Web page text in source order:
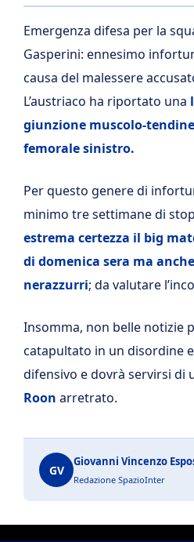
Emergenza difesa per la
Gasperini: ennesimo
causa del malessere
L’austriaco ha riportato una
giunzione muscolo-
femorale sinistro.
Per questo genere di
minimo tre settimane di
estrema certezza il big
di domenica sera ma
nerazzurri; da valutare
Insomma, non belle notizie
catapultato in un disordine
difensivo e dovrà servirsi di
Roon arretrato.
GV
Giovanni Vincenzo
Redazione SpazioInter